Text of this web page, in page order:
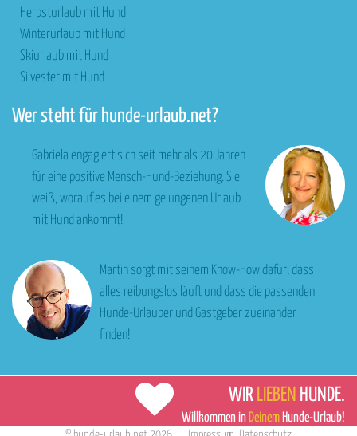
Herbsturlaub mit Hund
Winterurlaub mit Hund
Skiurlaub mit Hund
Silvester mit Hund
Wer steht für hunde-urlaub.net?
Gabriela engagiert sich seit mehr als 20 Jahren
für eine positive Mensch-Hund-Beziehung. Sie
weiß, worauf es bei einem gelungenen Urlaub
mit Hund ankommt!
Martin sorgt mit seinem Know-How dafür, dass
alles reibungslos läuft und dass die passenden
Hunde-Urlauber und Gastgeber zueinander
finden!
WIR LIEBEN HUNDE.
Willkommen in Deinem Hunde-Urlaub!